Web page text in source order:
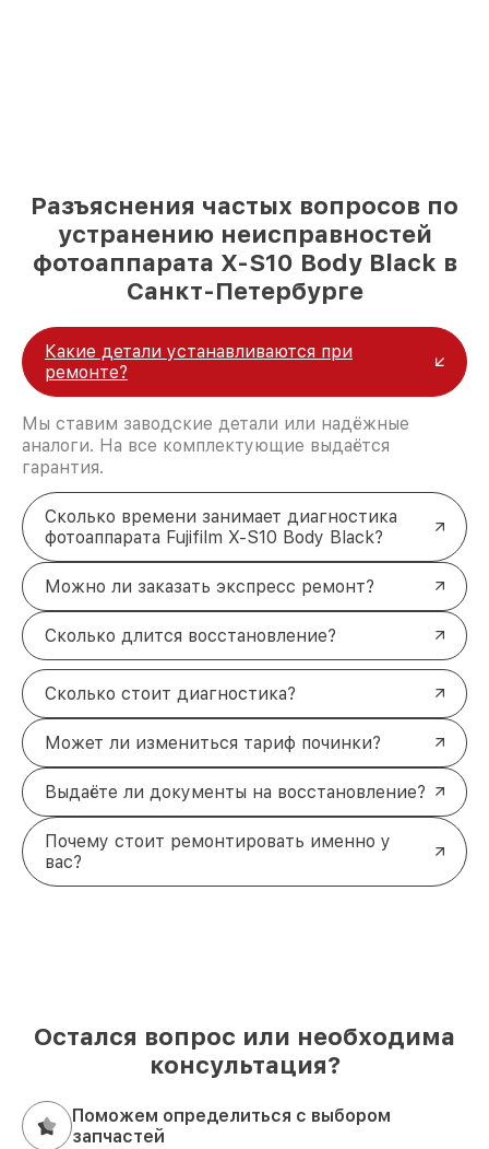
Разъяснения частых вопросов по
устранению неисправностей
фотоаппарата X-S10 Body Black в
Санкт-Петербурге
Какие детали устанавливаются при
ремонте?
Мы ставим заводские детали или надёжные
аналоги. На все комплектующие выдаётся
гарантия.
Сколько времени занимает диагностика
фотоаппарата Fujifilm X-S10 Body Black?
Можно ли заказать экспресс ремонт?
Сколько длится восстановление?
Сколько стоит диагностика?
Может ли измениться тариф починки?
Выдаёте ли документы на восстановление?
Почему стоит ремонтировать именно у
вас?
Остался вопрос или необходима
консультация?
Поможем определиться с выбором
запчастей